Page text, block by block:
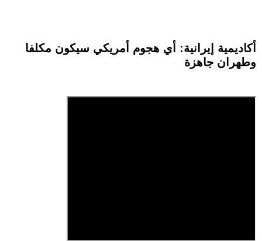
أكاديمية إيرانية: أي هجوم أمريكي سيكون مكلفا
وطهران جاهزة